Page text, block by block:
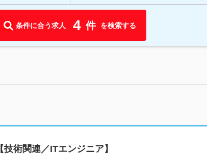
条件に合う求人 4 件 を検索する
術関連／ITエンジニア】